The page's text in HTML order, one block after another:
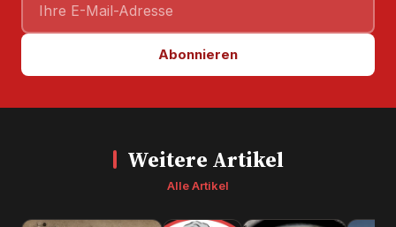
Abonnieren
Weitere Artikel
Alle Artikel